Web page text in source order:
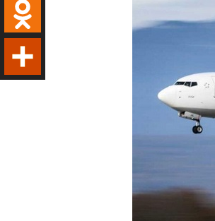
Twitter
Odnoklassniki